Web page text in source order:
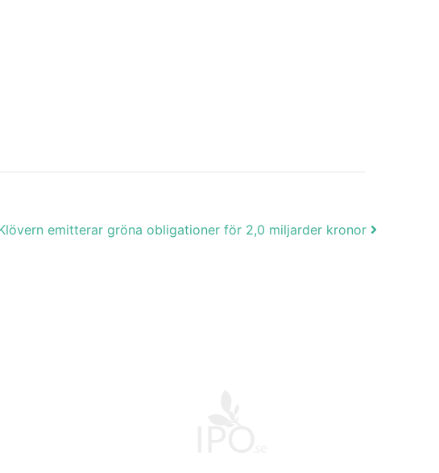
emitterar gröna obligationer för 2,0 miljarder kronor